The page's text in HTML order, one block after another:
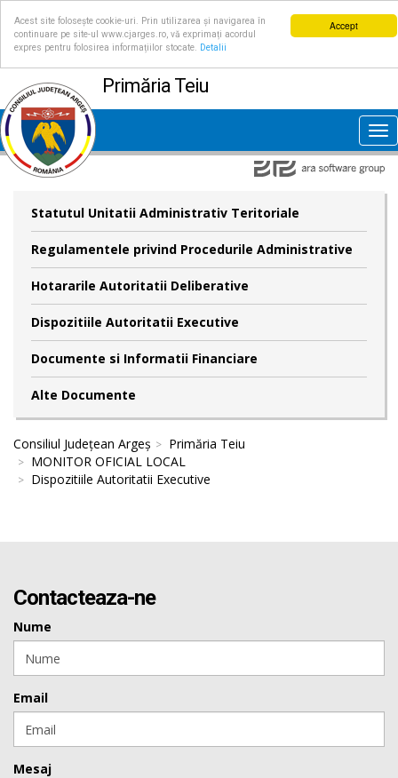
Accept
Acest site folosește cookie-uri. Prin utilizarea și navigarea în
continuare pe site-ul www.cjarges.ro, vă exprimați acordul
expres pentru folosirea informațiilor stocate.
Detalii
Primăria Teiu
Statutul Unitatii Administrativ Teritoriale
Regulamentele privind Procedurile Administrative
Hotararile Autoritatii Deliberative
Dispozitiile Autoritatii Executive
Documente si Informatii Financiare
Alte Documente
Consiliul Județean Argeș
Primăria Teiu
MONITOR OFICIAL LOCAL
Dispozitiile Autoritatii Executive
Contacteaza-ne
Nume
Email
Mesaj